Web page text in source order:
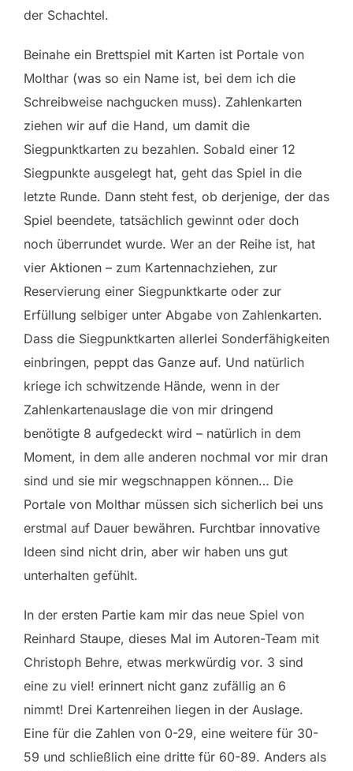
der Schachtel.
Beinahe ein Brettspiel mit Karten ist Portale von
Molthar (was so ein Name ist, bei dem ich die
Schreibweise nachgucken muss). Zahlenkarten
ziehen wir auf die Hand, um damit die
Siegpunktkarten zu bezahlen. Sobald einer 12
Siegpunkte ausgelegt hat, geht das Spiel in die
letzte Runde. Dann steht fest, ob derjenige, der das
Spiel beendete, tatsächlich gewinnt oder doch
noch überrundet wurde. Wer an der Reihe ist, hat
vier Aktionen – zum Kartennachziehen, zur
Reservierung einer Siegpunktkarte oder zur
Erfüllung selbiger unter Abgabe von Zahlenkarten.
Dass die Siegpunktkarten allerlei Sonderfähigkeiten
einbringen, peppt das Ganze auf. Und natürlich
kriege ich schwitzende Hände, wenn in der
Zahlenkartenauslage die von mir dringend
benötigte 8 aufgedeckt wird – natürlich in dem
Moment, in dem alle anderen nochmal vor mir dran
sind und sie mir wegschnappen können… Die
Portale von Molthar müssen sich sicherlich bei uns
erstmal auf Dauer bewähren. Furchtbar innovative
Ideen sind nicht drin, aber wir haben uns gut
unterhalten gefühlt.
In der ersten Partie kam mir das neue Spiel von
Reinhard Staupe, dieses Mal im Autoren-Team mit
Christoph Behre, etwas merkwürdig vor. 3 sind
eine zu viel! erinnert nicht ganz zufällig an 6
nimmt! Drei Kartenreihen liegen in der Auslage.
Eine für die Zahlen von 0-29, eine weitere für 30-
59 und schließlich eine dritte für 60-89. Anders als